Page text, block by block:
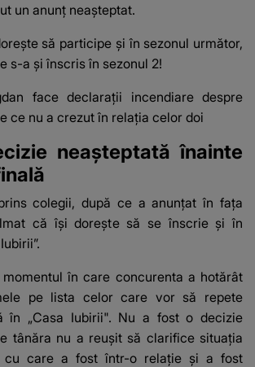
un anunț neașteptat.
să participe și în sezonul următor,
s-a și înscris în sezonul 2!
face declarații incendiare despre
ce nu a crezut în relația celor doi
neașteptată înainte
colegii, după ce a anunțat în fața
că își dorește să se înscrie și în
.
în care concurenta a hotărât
pe lista celor care vor să repete
în „Casa Iubirii". Nu a fost o decizie
tânăra nu a reușit să clarifice situația
cu care a fost într-o relație și a fost